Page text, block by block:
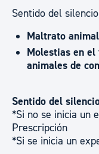
Sentido del
Maltrato
Molestias en el
animales de
Sentido del
*Si no se inicia un
Prescripción
*Si se inicia un